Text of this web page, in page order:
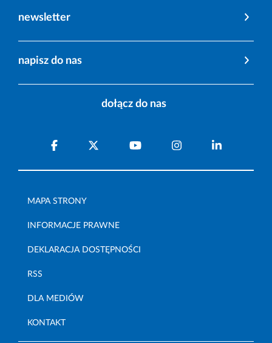
newsletter
napisz do nas
dołącz do nas
MAPA STRONY
INFORMACJE PRAWNE
DEKLARACJA DOSTĘPNOŚCI
RSS
DLA MEDIÓW
KONTAKT